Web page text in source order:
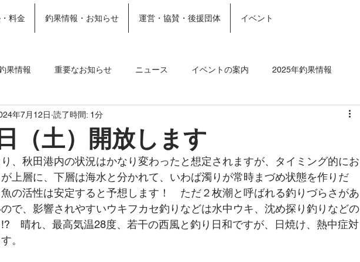
料金 釣果情報・お知らせ 運営・協賛・後援団体 イベント
果情報 重要なお知らせ ニュース イベントの案内 2025年釣果情報
ポート 2023釣果情報 2020年釣果情報
（土）開放します
年7月12日 読了時間: 1分
、秋田港内の状況はかなり変わったと想定されますが、タイミング的にお
上層に、下層は海水と分かれて、いわば濁りが常時まづめ状態を作りだ
の活性は安定すると予想します！　ただ２枚潮と呼ばれる釣りづらさがあ
で、影響されやすいウキフカセ釣りなどは水中ウキ、沈め探り釣りなどの
　晴れ、最高気温28度、若干の西風と釣り日和ですが、日焼け、熱中症対
。
ホーム 施設案内 More